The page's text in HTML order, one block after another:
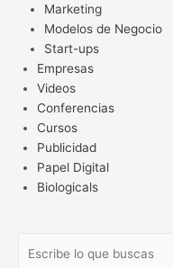
Marketing
Modelos de Negocio
Start-ups
Empresas
Videos
Conferencias
Cursos
Publicidad
Papel Digital
Biologicals